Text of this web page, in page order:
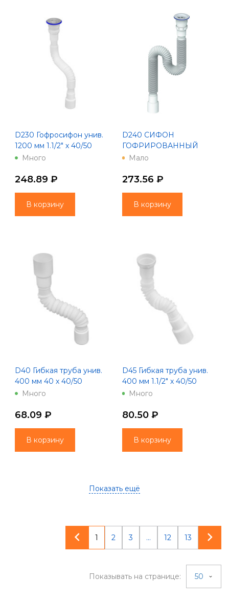
D230 Гофросифон унив.
1200 мм 1.1/2" х 40/50
(нерж вып, винт 80)
Много
248.89 ₽
В корзину
D240 СИФОН
ГОФРИРОВАННЫЙ
1500мм С
ВЫПУСКОМ 1 1/2 Ø40
Мало
273.56 ₽
В корзину
D40 Гибкая труба унив.
400 мм 40 х 40/50
Unicorn
Много
68.09 ₽
В корзину
D45 Гибкая труба унив.
400 мм 1.1/2" х 40/50
Unicorn
Много
80.50 ₽
В корзину
Показать ещё
1 2 3 ... 12 13
Показывать на странице: 50